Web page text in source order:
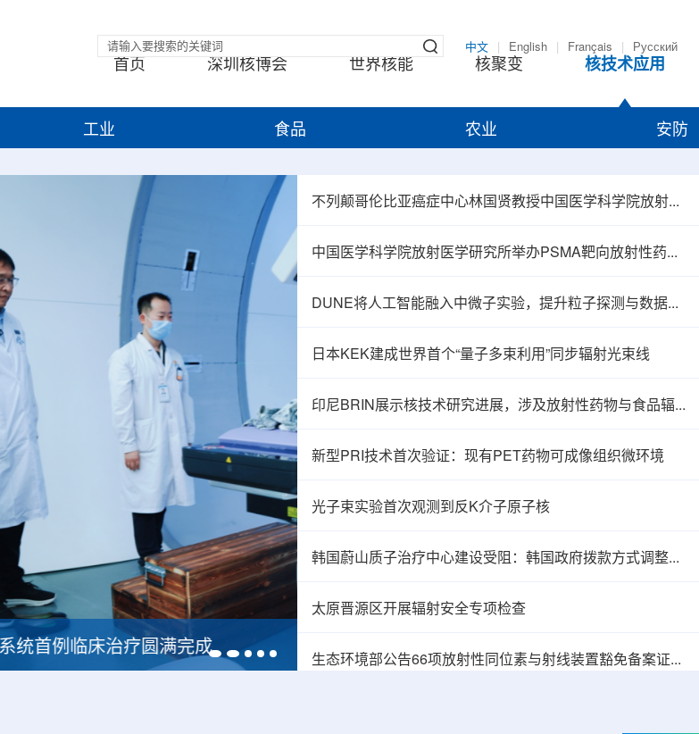
中文 English Français Русский
首页 深圳核博会 世界核能 核聚变 核技术应用
工业 食品 农业 安防
韩国忠清北道上半年农水产品放射性检测结果达
不列颠哥伦比亚癌症中心林国贤教授中国医学科学院放射医学研究所开展学术交流
中国医学科学院放射医学研究所举办PSMA靶向放射性药物学术报告会
DUNE将人工智能融入中微子实验，提升粒子探测与数据处理能力
日本KEK建成世界首个“量子多束利用”同步辐射光束线
印尼BRIN展示核技术研究进展，涉及放射性药物与食品辐照应用
新型PRI技术首次验证：现有PET药物可成像组织微环境
光子束实验首次观测到反K介子原子核
韩国蔚山质子治疗中心建设受阻：韩国政府拨款方式调整影响项目推进
太原晋源区开展辐射安全专项检查
生态环境部公告66项放射性同位素与射线装置豁免备案证明文件